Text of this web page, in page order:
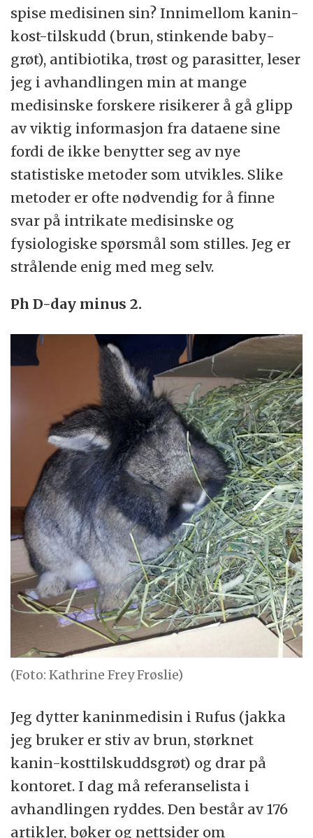
spise medisinen sin? Innimellom kanin-
kost-tilskudd (brun, stinkende baby-
grøt), antibiotika, trøst og parasitter, leser
jeg i avhandlingen min at mange
medisinske forskere risikerer å gå glipp
av viktig informasjon fra dataene sine
fordi de ikke benytter seg av nye
statistiske metoder som utvikles. Slike
metoder er ofte nødvendig for å finne
svar på intrikate medisinske og
fysiologiske spørsmål som stilles. Jeg er
strålende enig med meg selv.
Ph D-day minus 2.
(Foto: Kathrine Frey Frøslie)
Jeg dytter kaninmedisin i Rufus (jakka
jeg bruker er stiv av brun, størknet
kanin-kosttilskuddsgrøt) og drar på
kontoret. I dag må referanselista i
avhandlingen ryddes. Den består av 176
artikler, bøker og nettsider om